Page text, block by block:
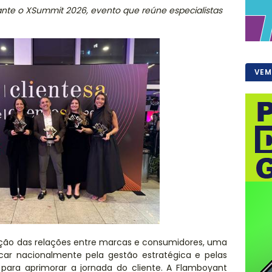
o XSummit 2026, evento que reúne especialistas
das relações entre marcas e consumidores, uma
nacionalmente pela gestão estratégica e pelas
aprimorar a jornada do cliente. A Flamboyant